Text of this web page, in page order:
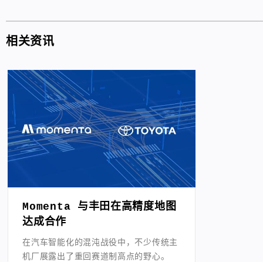
相关资讯
Momenta 与丰田在高精度地图
达成合作
在汽车智能化的混沌战役中，不少传统主
机厂展露出了重回赛道制高点的野心。